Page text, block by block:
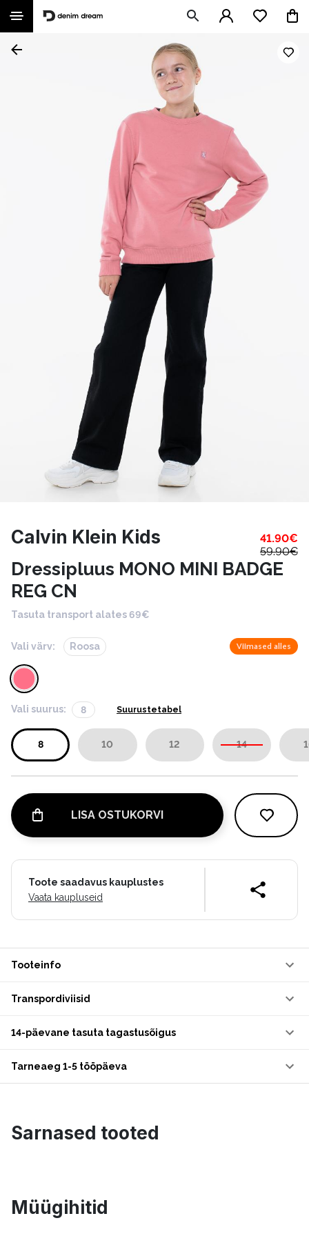
Calvin Klein Kids 41.90€
59.90€
Dressipluus MONO MINI BADGE
REG CN
Tasuta transport alates 69€
Vali värv: Roosa Viimased alles
Vali suurus: 8 Suurustetabel
8 10 12 14
LISA OSTUKORVI
Toote saadavus kauplustes
Vaata kaupluseid
Tooteinfo
Transpordiviisid
14-päevane tasuta tagastusõigus
Tarneaeg 1-5 tööpäeva
Sarnased tooted
Müügihitid